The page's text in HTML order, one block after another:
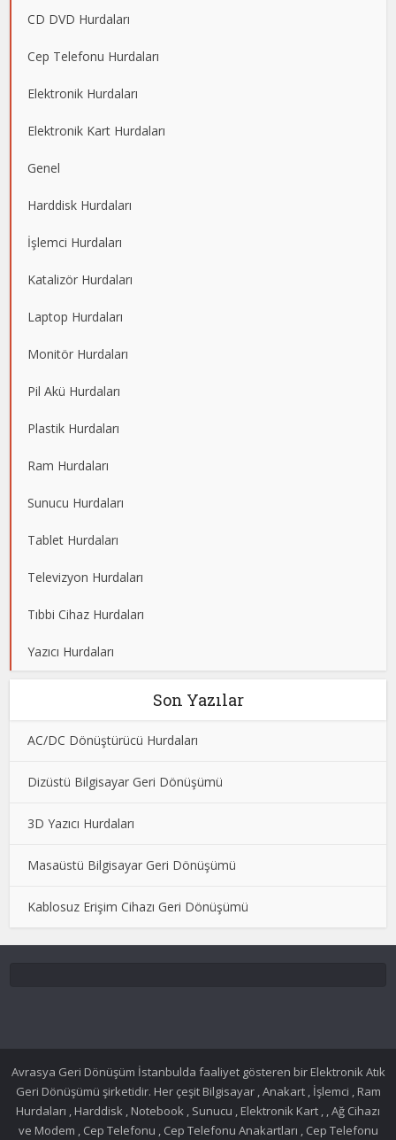
CD DVD Hurdaları
Cep Telefonu Hurdaları
Elektronik Hurdaları
Elektronik Kart Hurdaları
Genel
Harddisk Hurdaları
İşlemci Hurdaları
Katalizör Hurdaları
Laptop Hurdaları
Monitör Hurdaları
Pil Akü Hurdaları
Plastik Hurdaları
Ram Hurdaları
Sunucu Hurdaları
Tablet Hurdaları
Televizyon Hurdaları
Tıbbi Cihaz Hurdaları
Yazıcı Hurdaları
Son Yazılar
AC/DC Dönüştürücü Hurdaları
Dizüstü Bilgisayar Geri Dönüşümü
3D Yazıcı Hurdaları
Masaüstü Bilgisayar Geri Dönüşümü
Kablosuz Erişim Cihazı Geri Dönüşümü
Avrasya Geri Dönüşüm İstanbulda faaliyet gösteren bir Elektronik Atık
Geri Dönüşümü şirketidir. Her çeşit Bilgisayar , Anakart , İşlemci , Ram
Hurdaları , Harddisk , Notebook , Sunucu , Elektronik Kart , , Ağ Cihazı
ve Modem , Cep Telefonu , Cep Telefonu Anakartları , Cep Telefonu